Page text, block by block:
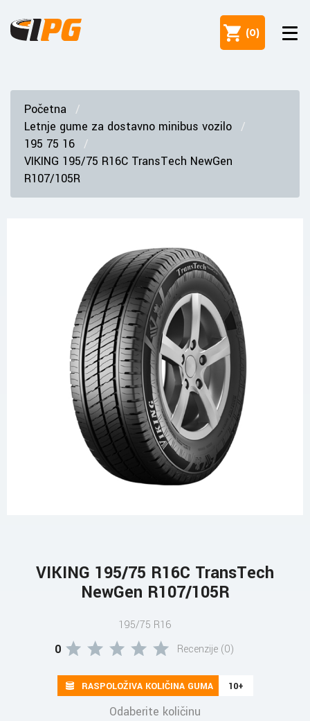
(0)
Početna
Letnje gume za dostavno minibus vozilo
195 75 16
VIKING 195/75 R16C TransTech NewGen
R107/105R
VIKING 195/75 R16C TransTech
NewGen R107/105R
195/75 R16
0 Recenzije (0)
RASPOLOŽIVA KOLIČINA GUMA 10+
Odaberite količinu